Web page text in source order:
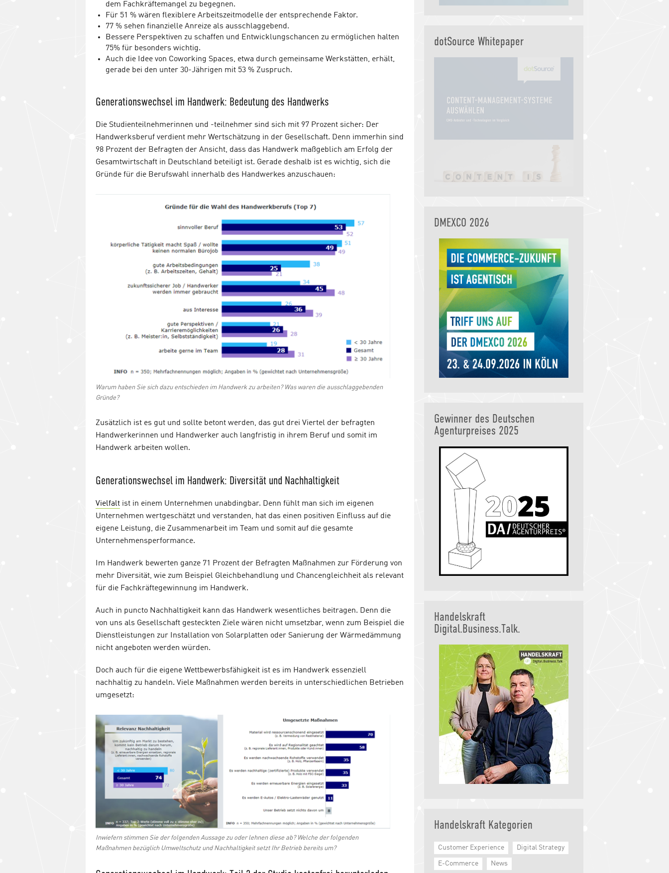
dem Fachkräftemangel zu begegnen.
Für 51 % wären flexiblere Arbeitszeitmodelle der entsprechende Faktor.
77 % sehen finanzielle Anreize als ausschlaggebend.
Bessere Perspektiven zu schaffen und Entwicklungschancen zu ermöglichen halten
75% für besonders wichtig.
Auch die Idee von Coworking Spaces, etwa durch gemeinsame Werkstätten, erhält,
gerade bei den unter 30-Jährigen mit 53 % Zuspruch.
Generationswechsel im Handwerk: Bedeutung des Handwerks
Die Studienteilnehmerinnen und -teilnehmer sind sich mit 97 Prozent sicher: Der
Handwerksberuf verdient mehr Wertschätzung in der Gesellschaft. Denn immerhin sind
98 Prozent der Befragten der Ansicht, dass das Handwerk maßgeblich am Erfolg der
Gesamtwirtschaft in Deutschland beteiligt ist. Gerade deshalb ist es wichtig, sich die
Gründe für die Berufswahl innerhalb des Handwerkes anzuschauen:
Warum haben Sie sich dazu entschieden im Handwerk zu arbeiten? Was waren die ausschlaggebenden
Gründe?
Zusätzlich ist es gut und sollte betont werden, das gut drei Viertel der befragten
Handwerkerinnen und Handwerker auch langfristig in ihrem Beruf und somit im
Handwerk arbeiten wollen.
Generationswechsel im Handwerk: Diversität und Nachhaltigkeit
Vielfalt ist in einem Unternehmen unabdingbar. Denn fühlt man sich im eigenen
Unternehmen wertgeschätzt und verstanden, hat das einen positiven Einfluss auf die
eigene Leistung, die Zusammenarbeit im Team und somit auf die gesamte
Unternehmensperformance.
Im Handwerk bewerten ganze 71 Prozent der Befragten Maßnahmen zur Förderung von
mehr Diversität, wie zum Beispiel Gleichbehandlung und Chancengleichheit als relevant
für die Fachkräftegewinnung im Handwerk.
Auch in puncto Nachhaltigkeit kann das Handwerk wesentliches beitragen. Denn die
von uns als Gesellschaft gesteckten Ziele wären nicht umsetzbar, wenn zum Beispiel die
Dienstleistungen zur Installation von Solarplatten oder Sanierung der Wärmedämmung
nicht angeboten werden würden.
Doch auch für die eigene Wettbewerbsfähigkeit ist es im Handwerk essenziell
nachhaltig zu handeln. Viele Maßnahmen werden bereits in unterschiedlichen Betrieben
umgesetzt:
Inwiefern stimmen Sie der folgenden Aussage zu oder lehnen diese ab? Welche der folgenden
Maßnahmen bezüglich Umweltschutz und Nachhaltigkeit setzt Ihr Betrieb bereits um?
dotSource Whitepaper
DMEXCO 2026
Gewinner des Deutschen
Agenturpreises 2025
Handelskraft
Digital.Business.Talk.
Handelskraft Kategorien
Customer Experience Digital Strategy
E-Commerce News